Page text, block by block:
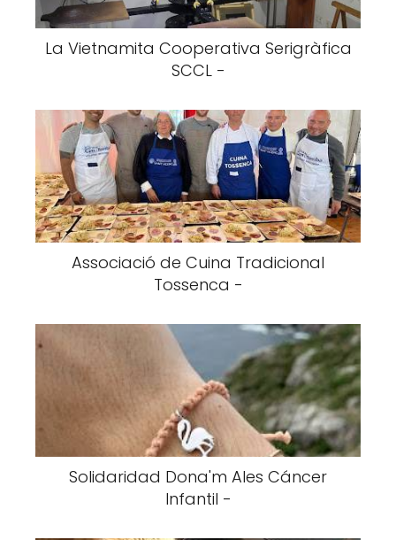
La Vietnamita Cooperativa Serigràfica
SCCL -
Associació de Cuina Tradicional
Tossenca -
Solidaridad Dona'm Ales Cáncer
Infantil -